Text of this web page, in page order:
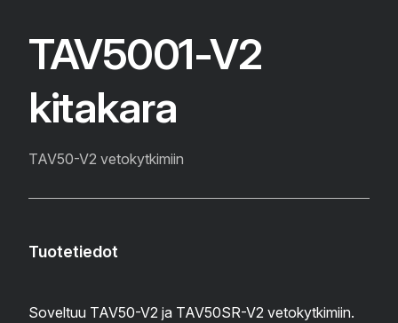
TAV5001-V2
kitakara
TAV50-V2 vetokytkimiin
Tuotetiedot
Soveltuu TAV50-V2 ja TAV50SR-V2 vetokytkimiin.